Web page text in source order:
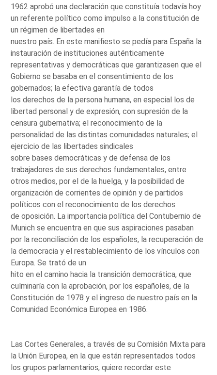
1962 aprobó una declaración que constituía todavía hoy
un referente político como impulso a la constitución de
un régimen de libertades en
nuestro país. En este manifiesto se pedía para España la
instauración de instituciones auténticamente
representativas y democráticas que garantizasen que el
Gobierno se basaba en el consentimiento de los
gobernados; la efectiva garantía de todos
los derechos de la persona humana, en especial los de
libertad personal y de expresión, con supresión de la
censura gubernativa; el reconocimiento de la
personalidad de las distintas comunidades naturales; el
ejercicio de las libertades sindicales
sobre bases democráticas y de defensa de los
trabajadores de sus derechos fundamentales, entre
otros medios, por el de la huelga, y la posibilidad de
organización de corrientes de opinión y de partidos
políticos con el reconocimiento de los derechos
de oposición. La importancia política del Contubernio de
Munich se encuentra en que sus aspiraciones pasaban
por la reconciliación de los españoles, la recuperación de
la democracia y el restablecimiento de los vínculos con
Europa. Se trató de un
hito en el camino hacia la transición democrática, que
culminaría con la aprobación, por los españoles, de la
Constitución de 1978 y el ingreso de nuestro país en la
Comunidad Económica Europea en 1986.
Las Cortes Generales, a través de su Comisión Mixta para
la Unión Europea, en la que están representados todos
los grupos parlamentarios, quiere recordar este